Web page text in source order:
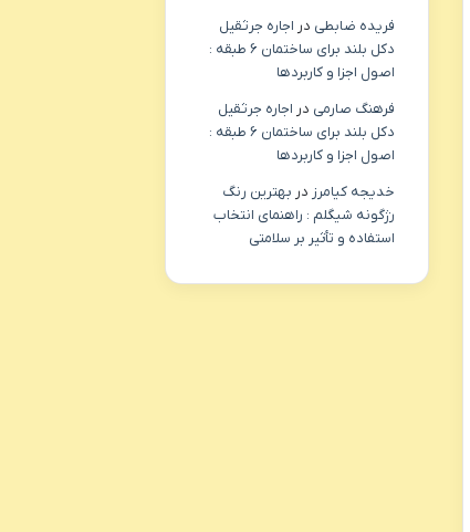
فریده ضابطی در اجاره جرثقیل
دکل بلند برای ساختمان ۶ طبقه :
اصول اجزا و کاربردها
فرهنگ صارمی در اجاره جرثقیل
دکل بلند برای ساختمان ۶ طبقه :
اصول اجزا و کاربردها
خدیجه کیامرز در بهترین رنگ
رژگونه شیگلم : راهنمای انتخاب
استفاده و تأثیر بر سلامتی